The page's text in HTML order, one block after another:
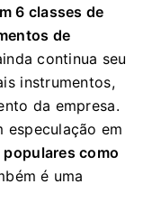
6 classes de
de
continua seu
instrumentos,
da empresa.
especulação em
como
é uma